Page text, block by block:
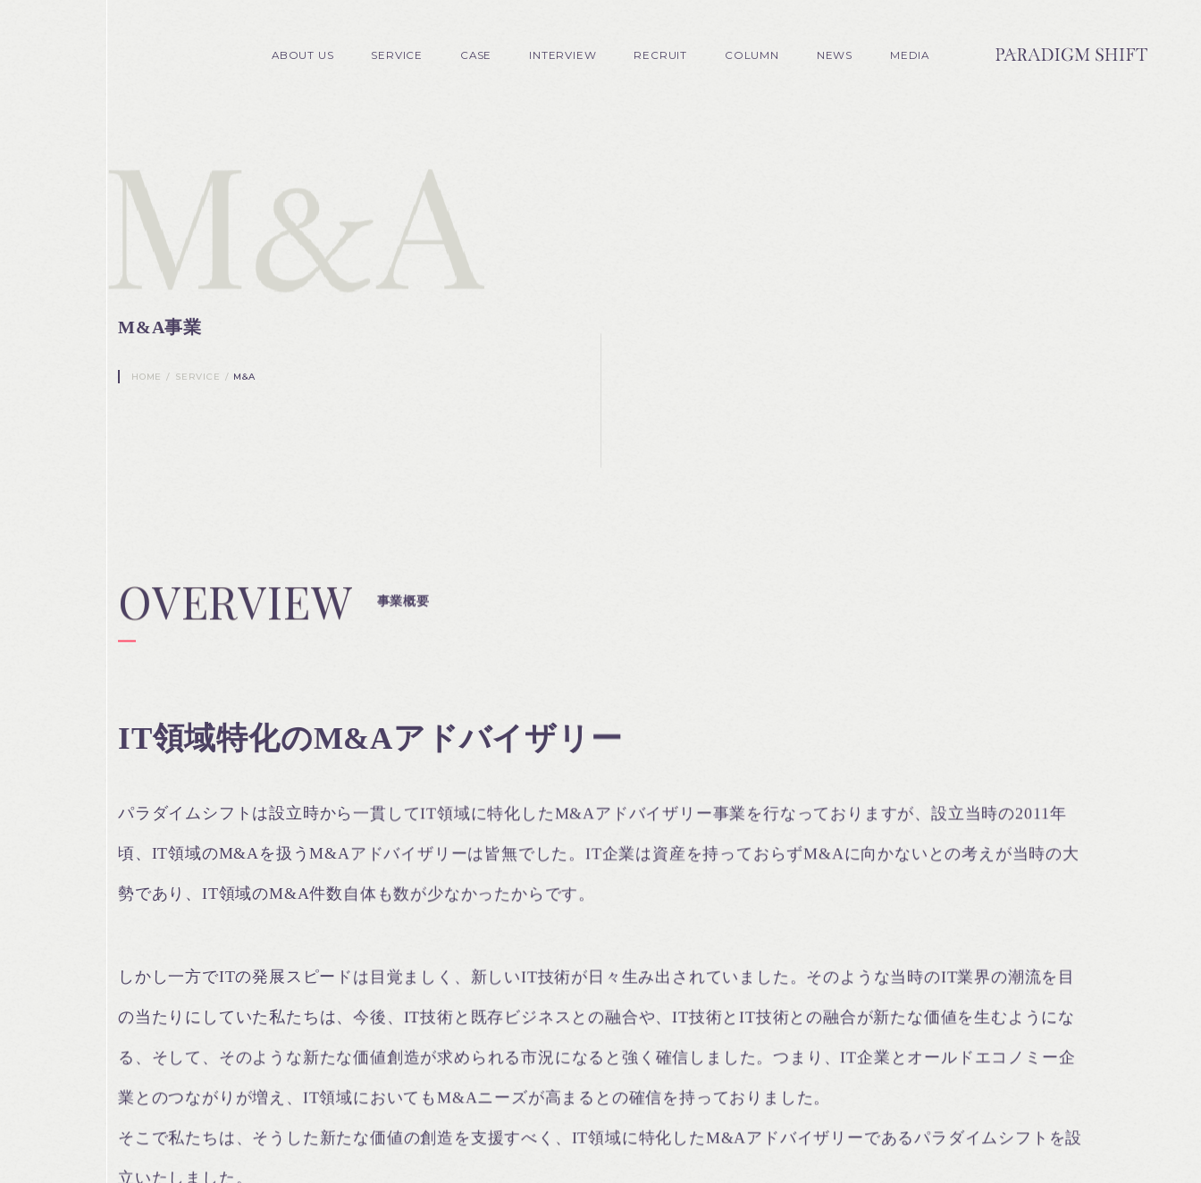
M&A事業
HOME / SERVICE / M&A
OVERVIEW
OVERVIEW
OVERVIEW 事業概要
IT領域特化のM&Aアドバイザリー
パラダイムシフトは設立時から一貫してIT領域に特化したM&Aアドバイザリー事業を行なっておりますが、設立当時の2011年
頃、IT領域のM&Aを扱うM&Aアドバイザリーは皆無でした。IT企業は資産を持っておらずM&Aに向かないとの考えが当時の大
勢であり、IT領域のM&A件数自体も数が少なかったからです。
しかし一方でITの発展スピードは目覚ましく、新しいIT技術が日々生み出されていました。そのような当時のIT業界の潮流を目
の当たりにしていた私たちは、今後、IT技術と既存ビジネスとの融合や、IT技術とIT技術との融合が新たな価値を生むようにな
る、そして、そのような新たな価値創造が求められる市況になると強く確信しました。つまり、IT企業とオールドエコノミー企
業とのつながりが増え、IT領域においてもM&Aニーズが高まるとの確信を持っておりました。
そこで私たちは、そうした新たな価値の創造を支援すべく、IT領域に特化したM&Aアドバイザリーであるパラダイムシフトを設
ABOUT US SERVICE CASE INTERVIEW RECRUIT COLUMN NEWS MEDIA